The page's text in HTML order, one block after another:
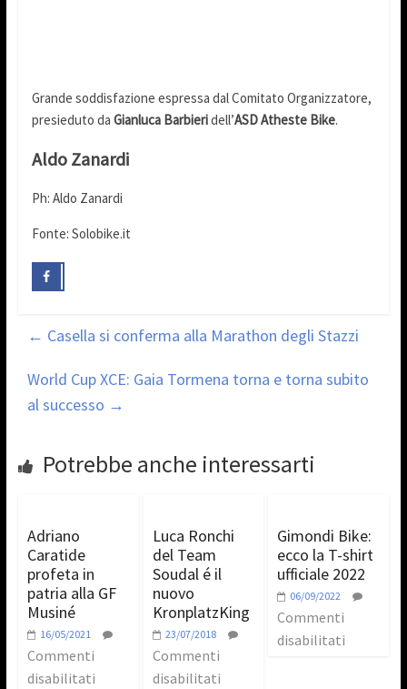
Grande soddisfazione espressa dal Comitato Organizzatore,
presieduto da Gianluca Barbieridell’ASD Atheste Bike.
Aldo Zanardi
Ph: Aldo Zanardi
Fonte: Solobike.it
← Casella si conferma alla Marathon degli Stazzi
World Cup XCE: Gaia Tormena torna e torna subito
al successo →
Potrebbe anche interessarti
Adriano
Caratide
profeta in
patria alla GF
Musiné
16/05/2021
Commenti
disabilitati
Luca Ronchi
del Team
Soudal é il
nuovo
KronplatzKing
23/07/2018
Commenti
disabilitati
Gimondi Bike:
ecco la T-shirt
ufficiale 2022
06/09/2022
Commenti
disabilitati